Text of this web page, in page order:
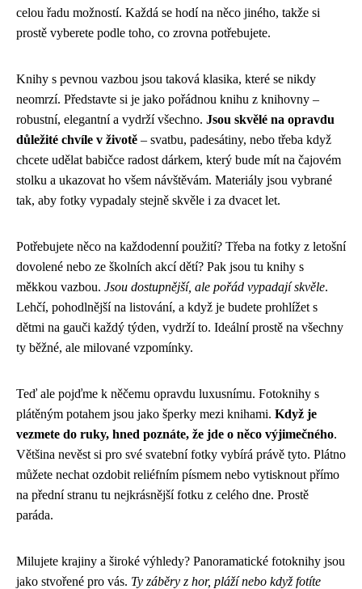
celou řadu možností. Každá se hodí na něco jiného, takže si
prostě vyberete podle toho, co zrovna potřebujete.
Knihy s pevnou vazbou jsou taková klasika, které se nikdy
neomrzí. Představte si je jako pořádnou knihu z knihovny –
robustní, elegantní a vydrží všechno. Jsou skvělé na opravdu
důležité chvíle v životě – svatbu, padesátiny, nebo třeba když
chcete udělat babičce radost dárkem, který bude mít na čajovém
stolku a ukazovat ho všem návštěvám. Materiály jsou vybrané
tak, aby fotky vypadaly stejně skvěle i za dvacet let.
Potřebujete něco na každodenní použití? Třeba na fotky z letošní
dovolené nebo ze školních akcí dětí? Pak jsou tu knihy s
měkkou vazbou. Jsou dostupnější, ale pořád vypadají skvěle.
Lehčí, pohodlnější na listování, a když je budete prohlížet s
dětmi na gauči každý týden, vydrží to. Ideální prostě na všechny
ty běžné, ale milované vzpomínky.
Teď ale pojďme k něčemu opravdu luxusnímu. Fotoknihy s
plátěným potahem jsou jako šperky mezi knihami. Když je
vezmete do ruky, hned poznáte, že jde o něco výjimečného.
Většina nevěst si pro své svatební fotky vybírá právě tyto. Plátno
můžete nechat ozdobit reliéfním písmem nebo vytisknout přímo
na přední stranu tu nejkrásnější fotku z celého dne. Prostě
paráda.
Milujete krajiny a široké výhledy? Panoramatické fotoknihy jsou
jako stvořené pro vás. Ty záběry z hor, pláží nebo když fotíte